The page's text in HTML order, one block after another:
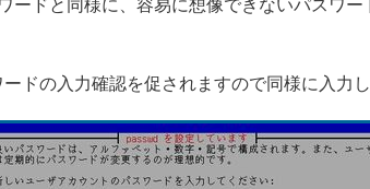
ードと同様に、容易に想像できないパスワー
ドの入力確認を促されますので同様に入力し